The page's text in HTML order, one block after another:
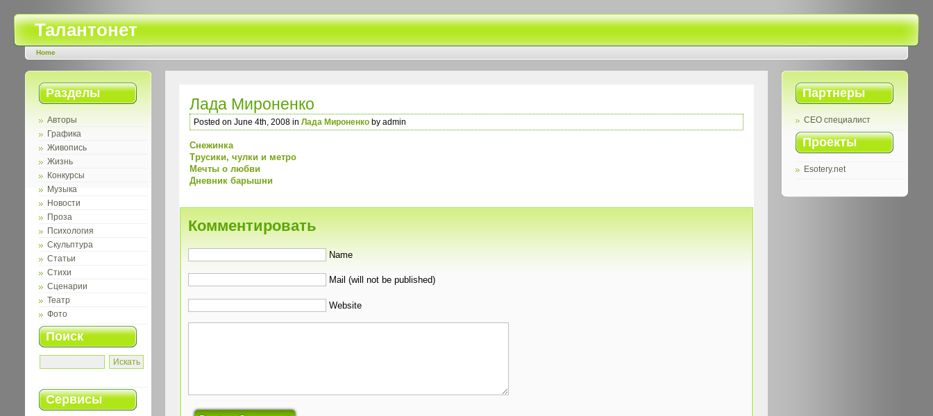
Талантонет
Home
Разделы
Авторы
Графика
Живопись
Жизнь
Конкурсы
Музыка
Новости
Проза
Психология
Скульптура
Статьи
Стихи
Сценарии
Театр
Фото
Поиск
Сервисы
Партнеры
СЕО специалист
Проекты
Esotery.net
Лада Мироненко
Posted on June 4th, 2008 in Лада Мироненко by admin
Снежинка
Трусики, чулки и метро
Мечты о любви
Дневник барышни
Комментировать
Name
Mail (will not be published)
Website